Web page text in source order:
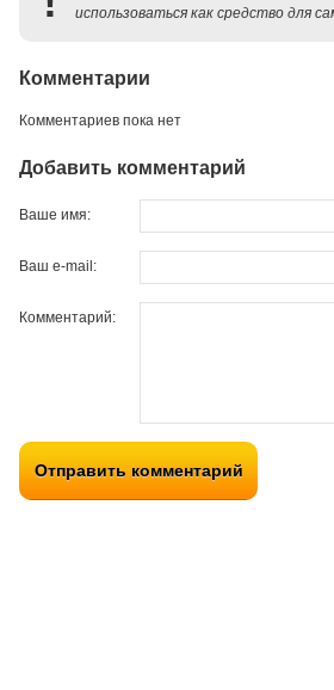
использоваться как средство для
Комментарии
Комментариев пока нет
Добавить комментарий
Ваше имя:
Ваш e-mail:
Комментарий:
Отправить комментарий